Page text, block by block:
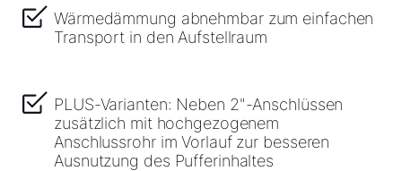
Wärmedämmung abnehmbar zum einfachen
Transport in den Aufstellraum
PLUS-Varianten: Neben 2"-Anschlüssen
zusätzlich mit hochgezogenem
Anschlussrohr im Vorlauf zur besseren
Ausnutzung des Pufferinhaltes
Anleitungen & techn. Dokumente
Service App